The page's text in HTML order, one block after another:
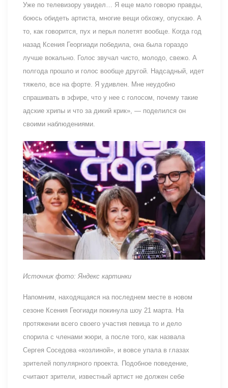
Уже по телевизору увидел… Я еще мало говорю правды,
боюсь обидеть артиста, многие вещи обхожу, опускаю. А
то, как говорится, пух и перья полетят вообще. Когда год
назад Ксения Георгиади победила, она была гораздо
лучше вокально. Голос звучал чисто, молодо, свежо. А
полгода прошло и голос вообще другой. Надсадный, идет
тяжело, все на форте. Я удивлен. Мне неудобно
спрашивать в эфире, что у нее с голосом, почему такие
адские хрипы и что за дикий крик», — поделился он
своими наблюдениями.
Источник фото: Яндекс картинки
Напомним, находящаяся на последнем месте в новом
сезоне Ксения Геогиади покинула шоу 21 марта. На
протяжении всего своего участия певица то и дело
спорила с членами жюри, а после того, как назвала
Сергея Соседова «козлиной», и вовсе упала в глазах
зрителей популярного проекта. Подобное поведение,
считают зрители, известный артист не должен себе